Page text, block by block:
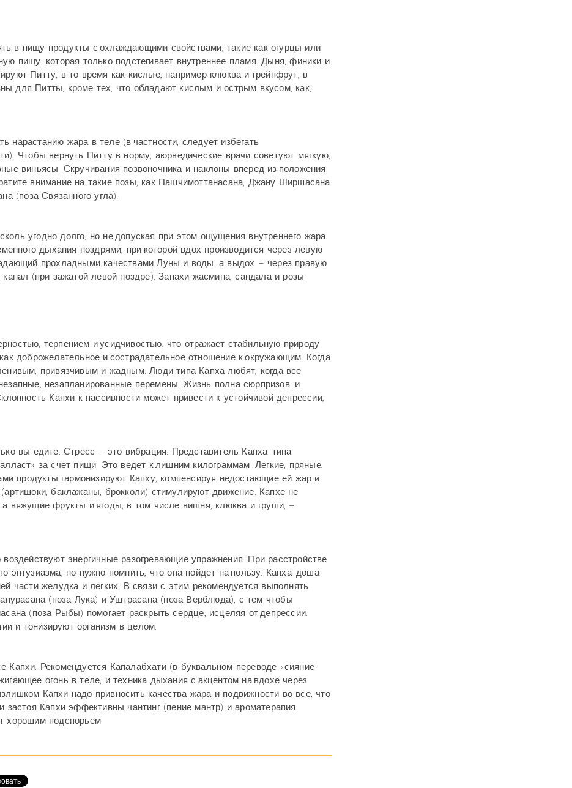
в пищу продукты с охлаждающими свойствами, такие как огурцы или
пищу, которая только подстегивает внутреннее пламя. Дыня, финики и
Питту, в то время как кислые, например клюква и грейпфрут, в
для Питты, кроме тех, что обладают кислым и острым вкусом, как,
нарастанию жара в теле (в частности, следует избегать
Чтобы вернуть Питту в норму, аюрведические врачи советуют мягкую,
виньясы. Скручивания позвоночника и наклоны вперед из положения
внимание на такие позы, как Пашчимоттанасана, Джану Ширшасана
(поза Связанного угла).
угодно долго, но не допуская при этом ощущения внутреннего жара.
дыхания ноздрями, при которой вдох производится через левую
прохладными качествами Луны и воды, а выдох – через правую
(при зажатой левой ноздре). Запахи жасмина, сандала и розы
терпением и усидчивостью, что отражает стабильную природу
доброжелательное и сострадательное отношение к окружающим. Когда
привязчивым и жадным. Люди типа Капха любят, когда все
незапланированные перемены. Жизнь полна сюрпризов, и
Капхи к пассивности может привести к устойчивой депрессии,
вы едите. Стресс – это вибрация. Представитель Капха-типа
за счет пищи. Это ведет к лишним килограммам. Легкие, пряные,
продукты гармонизируют Капху, компенсируя недостающие ей жар и
баклажаны, брокколи) стимулируют движение. Капхе не
вяжущие фрукты и ягоды, в том числе вишня, клюква и груши, –
энергичные разогревающие упражнения. При расстройстве
энтузиазма, но нужно помнить, что она пойдет на пользу. Капха-доша
части желудка и легких. В связи с этим рекомендуется выполнять
(поза Лука) и Уштрасана (поза Верблюда), с тем чтобы
(поза Рыбы) помогает раскрыть сердце, исцеляя от депрессии.
и тонизируют организм в целом.
Капхи. Рекомендуется Капалабхати (в буквальном переводе «сияние
огонь в теле, и техника дыхания с акцентом на вдохе через
Капхи надо привносить качества жара и подвижности во все, что
Капхи эффективны чантинг (пение мантр) и ароматерапия:
хорошим подспорьем.